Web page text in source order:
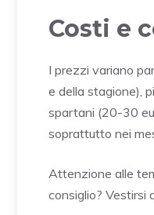
Costi e
I prezzi variano
e della stagione),
spartani (20-30
soprattutto nei
Attenzione alle
consiglio? Vestirsi